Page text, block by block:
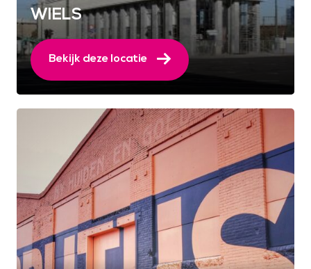
WIELS
Bekijk deze locatie